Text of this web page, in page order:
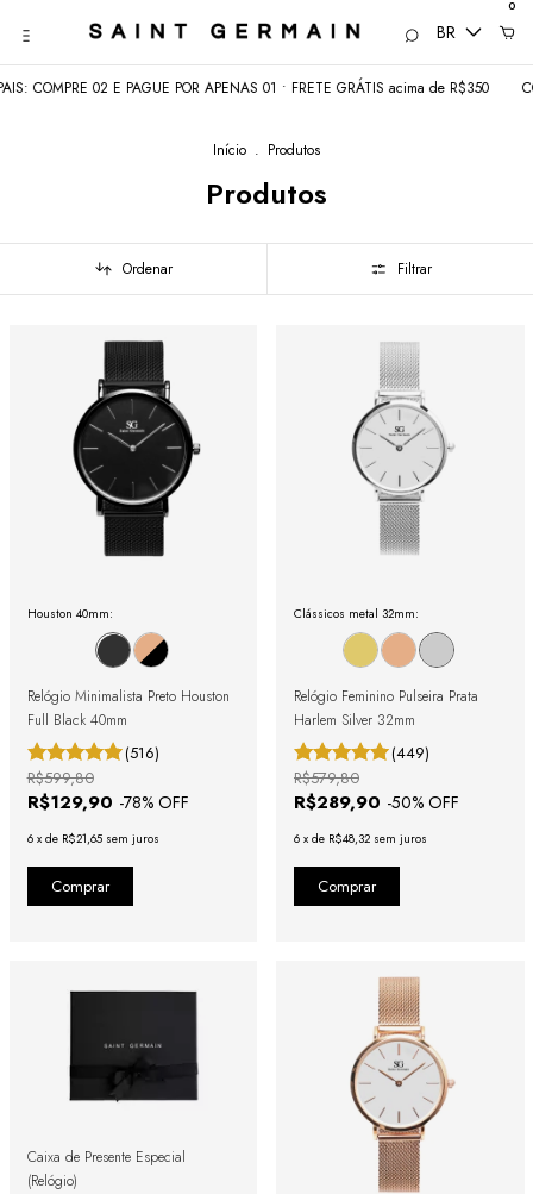
BR
0
02 E PAGUE POR APENAS 01 • FRETE GRÁTIS acima de R$350
Início . Produtos
Produtos
Ordenar Filtrar
Houston 40mm:
Relógio Minimalista Preto Houston
Full Black 40mm
(516)
R$129,90 -78% OFF
R$599,80
6 x de R$21,65 sem juros
Clássicos metal 32mm:
Relógio Feminino Pulseira Prata
Harlem Silver 32mm
(449)
R$289,90 -50% OFF
R$579,80
6 x de R$48,32 sem juros
Caixa de Presente Especial
(Relógio)